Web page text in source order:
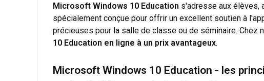
Microsoft Windows 10 Education s'adresse aux élèves,
spécialement conçue pour offrir un excellent soutien à
précieuses pour la salle de classe ou de séminaire.
10 Education en ligne à un prix avantageux.
Microsoft Windows 10 Education - les